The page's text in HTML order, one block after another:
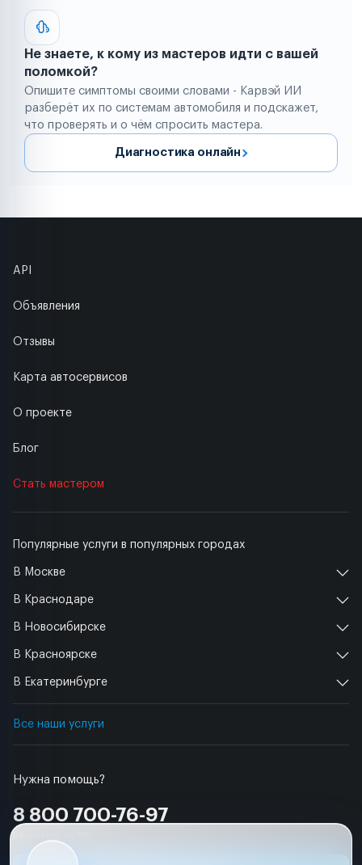
Не знаете, к кому из мастеров идти с вашей
поломкой?
Опишите симптомы своими словами - Карвэй ИИ
разберёт их по системам автомобиля и подскажет,
что проверять и о чём спросить мастера.
Диагностика онлайн
Нужна помощь?
8 800 700-76-97
Популярные услуги в популярных городах
В Москве
В Краснодаре
В Новосибирске
В Красноярске
В Екатеринбурге
Все наши услуги
API
Объявления
Отзывы
Карта автосервисов
О проекте
Блог
Стать мастером